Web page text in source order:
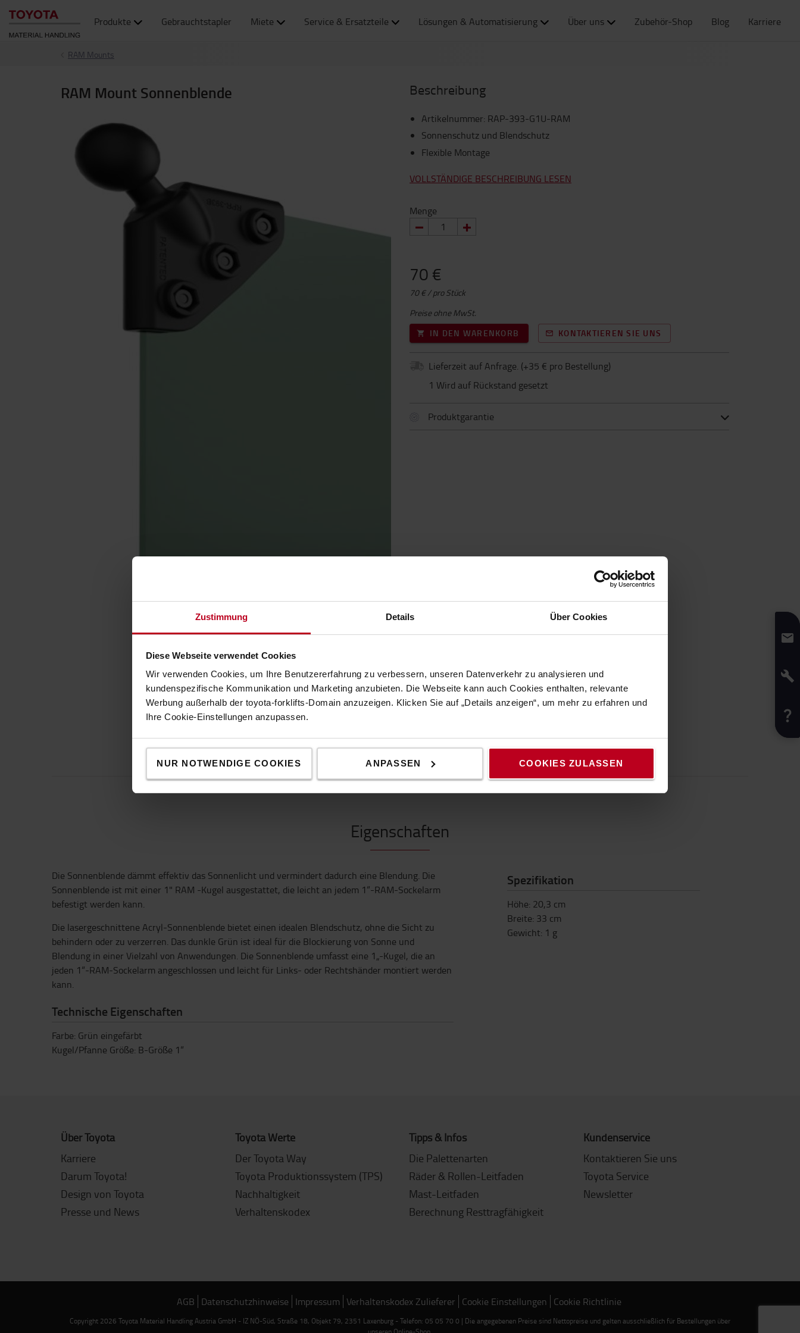
Zustimmung Details Über Cookies
Diese Webseite verwendet Cookies
Wir verwenden Cookies, um Ihre Benutzererfahrung zu verbessern, unseren Datenverkehr zu analysieren und
kundenspezifische Kommunikation und Marketing anzubieten. Die Webseite kann auch Cookies enthalten, relevante
Werbung außerhalb der toyota-forklifts-Domain anzuzeigen. Klicken Sie auf „Details anzeigen“, um mehr zu erfahren und
Ihre Cookie-Einstellungen anzupassen.
NUR NOTWENDIGE COOKIES ANPASSEN COOKIES ZULASSEN
Produkte Gebrauchtstapler Miete Service & Ersatzteile Lösungen & Automatisierung Über uns Zubehör-Shop Blog Karriere
RAM Mounts
RAM Mount Sonnenblende Beschreibung
Artikelnummer: RAP-393-G1U-RAM
Sonnenschutz und Blendschutz
Flexible Montage
VOLLSTÄNDIGE BESCHREIBUNG LESEN
Menge
70 €
70 € / pro Stück
Preise ohne MwSt.
IN DEN WARENKORB
KONTAKTIEREN SIE UNS
Lieferzeit auf Anfrage. (+35 € pro Bestellung)
1 Wird auf Rückstand gesetzt
Produktgarantie
EIGENSCHAFTEN
Eigenschaften
Die Sonnenblende dämmt effektiv das Sonnenlicht und vermindert dadurch eine Blendung. Die
Sonnenblende ist mit einer 1" RAM -Kugel ausgestattet, die leicht an jedem 1“-RAM-Sockelarm
befestigt werden kann.
Die lasergeschnittene Acryl-Sonnenblende bietet einen idealen Blendschutz, ohne die Sicht zu
behindern oder zu verzerren. Das dunkle Grün ist ideal für die Blockierung von Sonne und
Blendung in einer Vielzahl von Anwendungen. Die Sonnenblende umfasst eine 1„-Kugel, die an
jeden 1“-RAM-Sockelarm angeschlossen und leicht für Links- oder Rechtshänder montiert werden
kann.
Technische Eigenschaften
Farbe: Grün eingefärbt
Kugel/Pfanne Größe: B-Größe 1“
Spezifikation
Höhe: 20,3 cm
Breite: 33 cm
Gewicht: 1 g
Über Toyota
Karriere
Darum Toyota!
Design von Toyota
Presse und News
Toyota Werte
Der Toyota Way
Toyota Produktionssystem (TPS)
Nachhaltigkeit
Verhaltenskodex
Tipps & Infos
Die Palettenarten
Räder & Rollen-Leitfaden
Mast-Leitfaden
Berechnung Resttragfähigkeit
Kundenservice
Kontaktieren Sie uns
Toyota Service
Newsletter
AGB Datenschutzhinweise Impressum Verhaltenskodex Zulieferer Cookie Einstellungen Cookie Richtlinie
Copyright 2026 Toyota Material Handling Austria GmbH - IZ NÖ-Süd, Straße 18, Objekt 79, 2351 Laxenburg - Telefon: 05 05 70 0 | Die angegebenen Preise sind Nettopreise und gelten ausschließlich für Bestellungen über